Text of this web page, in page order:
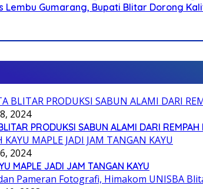
Lembu Gumarang, Bupati Blitar Dorong
2024
PRODUKSI SABUN ALAMI DARI
2024
MAPLE JADI JAM TANGAN KAYU